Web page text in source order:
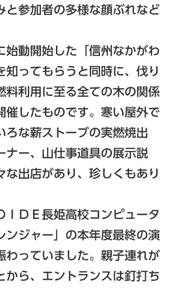
と参加者の多様な顔ぶれなど
動開始した「信州なかがわ
ってもらうと同時に、伐り
料利用に至る全ての木の関係
催したものです。寒い屋外で
ろな薪ストーブの実燃焼出
ナー、山仕事道具の展示説
な出店があり、珍しくもあり
ＤＥ長姫高校コンピュータ
ンジャー」の本年度最終の演
わっていました。親子連れが
から、エントランスは釘打ち